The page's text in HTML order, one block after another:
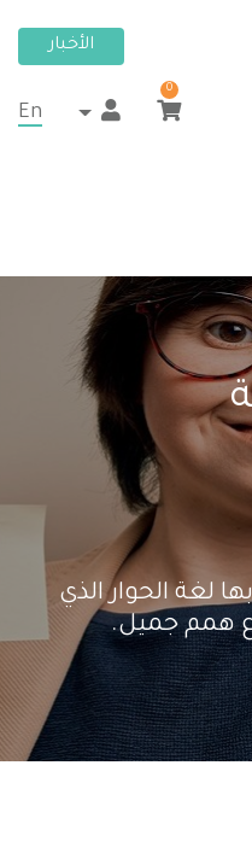
الأخبار
0
En
لغة الحوار الذي
همم جميل.